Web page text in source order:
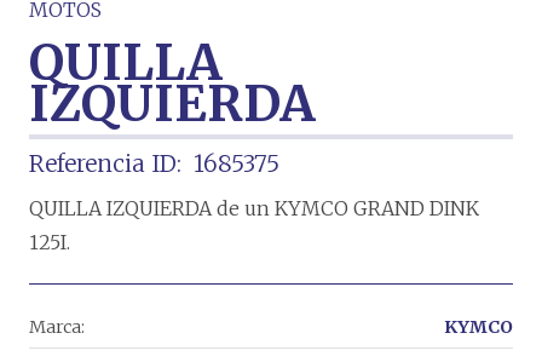
MOTOS
QUILLA
IZQUIERDA
Referencia ID: 1685375
QUILLA IZQUIERDA de un KYMCO GRAND DINK
125I.
Marca:
KYMCO